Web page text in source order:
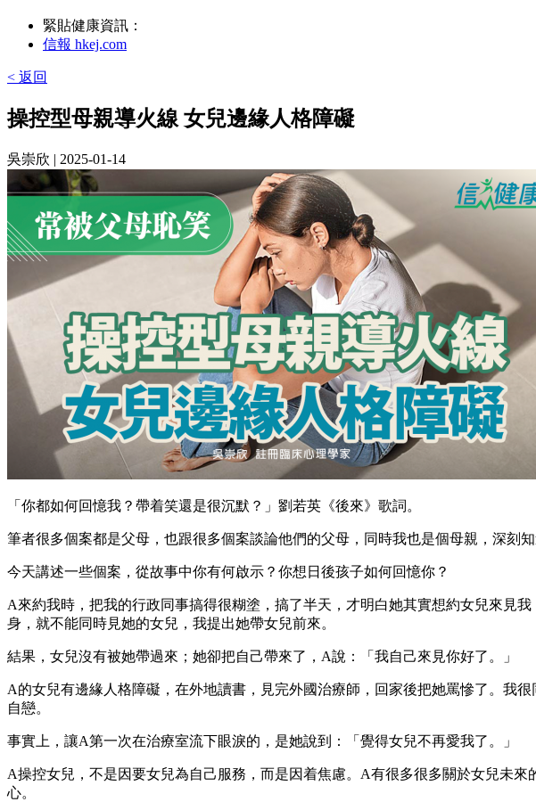
緊貼健康資訊：
信報 hkej.com
< 返回
操控型母親導火線 女兒邊緣人格障礙
吳崇欣 | 2025-01-14
「你都如何回憶我？帶着笑還是很沉默？」劉若英《後來》歌詞。
筆者很多個案都是父母，也跟很多個案談論他們的父母，同時我也是個母親，深刻
今天講述一些個案，從故事中你有何啟示？你想日後孩子如何回憶你？
A來約我時，把我的行政同事搞得很糊塗，搞了半天，才明白她其實想約女兒來見
身，就不能同時見她的女兒，我提出她帶女兒前來。
結果，女兒沒有被她帶過來；她卻把自己帶來了，A說：「我自己來見你好了。」
A的女兒有邊緣人格障礙，在外地讀書，見完外國治療師，回家後把她罵慘了。我
自戀。
事實上，讓A第一次在治療室流下眼淚的，是她說到：「覺得女兒不再愛我了。」
A操控女兒，不是因要女兒為自己服務，而是因着焦慮。A有很多很多關於女兒未
心。